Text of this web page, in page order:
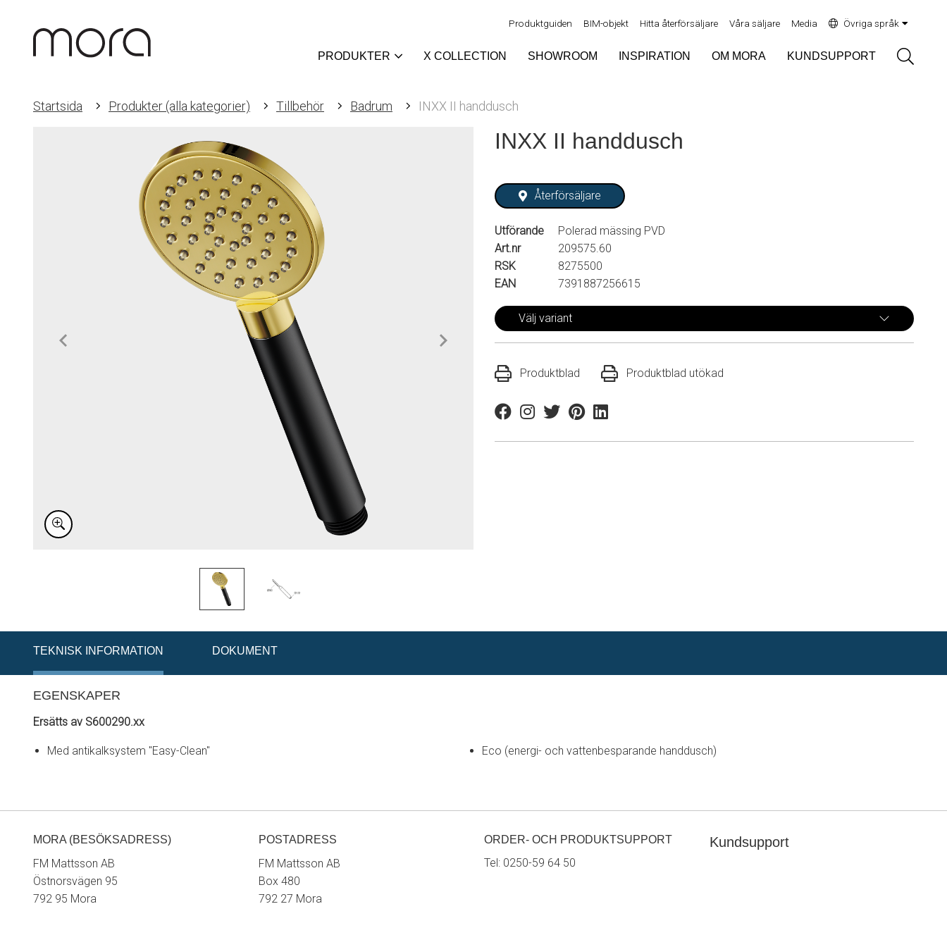
Produktguiden BIM-objekt Hitta återförsäljare Våra säljare Media Övriga språk
PRODUKTER X COLLECTION SHOWROOM INSPIRATION OM MORA KUNDSUPPORT
Startsida Produkter (alla kategorier) Tillbehör Badrum INXX II handdusch
INXX II handdusch
Återförsäljare
Utförande
Polerad mässing PVD
Art.nr
209575.60
RSK
8275500
EAN
7391887256615
Välj variant
Produktblad Produktblad utökad
FacebookInstagram
TwitterPinterestLinkedin
TEKNISK INFORMATION DOKUMENT
EGENSKAPER
Ersätts av S600290.xx
Med antikalksystem "Easy-Clean" Eco (energi- och vattenbesparande handdusch)
MORA (BESÖKSADRESS)
FM Mattsson AB
Östnorsvägen 95
792 95 Mora
POSTADRESS
FM Mattsson AB
Box 480
792 27 Mora
ORDER- OCH PRODUKTSUPPORT
Tel: 0250-59 64 50
Kundsupport